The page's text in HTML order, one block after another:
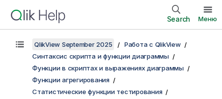
Search Меню
QlikView September 2025
Работа с QlikView
Синтаксис скрипта и функции диаграммы
Функции в скриптах и выражениях диаграммы
Функции агрегирования
Статистические функции тестирования